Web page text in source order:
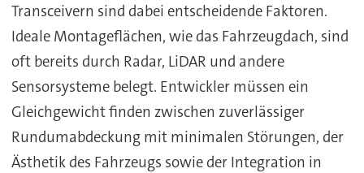
Transceivern sind dabei entscheidende Faktoren.
Ideale Montageflächen, wie das Fahrzeugdach, sind
oft bereits durch Radar, LiDAR und andere
Sensorsysteme belegt. Entwickler müssen ein
Gleichgewicht finden zwischen zuverlässiger
Rundumabdeckung mit minimalen Störungen, der
Ästhetik des Fahrzeugs sowie der Integration in